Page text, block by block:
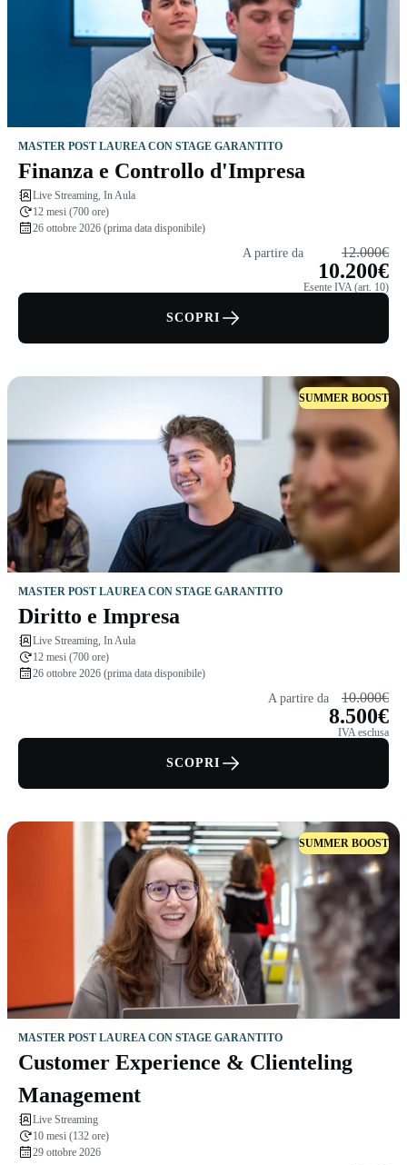
MASTER POST LAUREA CON STAGE GARANTITO
Finanza e Controllo d'Impresa
Live Streaming, In Aula
12 mesi (700 ore)
26 ottobre 2026 (prima data disponibile)
A partire da 12.000€
10.200€
Esente IVA (art. 10)
SCOPRI
SUMMER BOOST
MASTER POST LAUREA CON STAGE GARANTITO
Diritto e Impresa
Live Streaming, In Aula
12 mesi (700 ore)
26 ottobre 2026 (prima data disponibile)
A partire da 10.000€
8.500€
IVA esclusa
SCOPRI
SUMMER BOOST
MASTER POST LAUREA CON STAGE GARANTITO
Customer Experience & Clienteling
Management
Live Streaming
10 mesi (132 ore)
29 ottobre 2026